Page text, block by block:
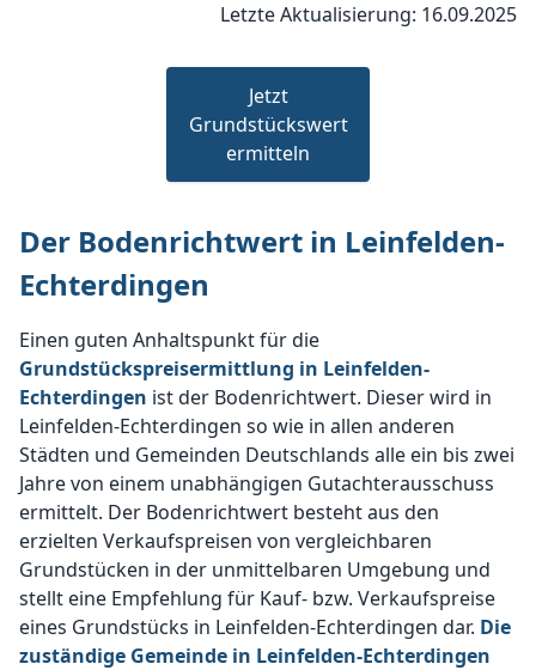
Letzte Aktualisierung: 16.09.2025
Jetzt
Grundstückswert
ermitteln
Der Bodenrichtwert in Leinfelden-
Echterdingen
Einen guten Anhaltspunkt für die
Grundstückspreisermittlung in Leinfelden-
Echterdingen ist der Bodenrichtwert. Dieser wird in
Leinfelden-Echterdingen so wie in allen anderen
Städten und Gemeinden Deutschlands alle ein bis zwei
Jahre von einem unabhängigen Gutachterausschuss
ermittelt. Der Bodenrichtwert besteht aus den
erzielten Verkaufspreisen von vergleichbaren
Grundstücken in der unmittelbaren Umgebung und
stellt eine Empfehlung für Kauf- bzw. Verkaufspreise
eines Grundstücks in Leinfelden-Echterdingen dar. Die
zuständige Gemeinde in Leinfelden-Echterdingen